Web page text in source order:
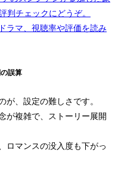
判チェックにどうぞ。
ラマ、視聴率や評価を読み
誤算
が、設定の難しさです。
が複雑で、ストーリー展開
ロマンスの没入度も下がっ